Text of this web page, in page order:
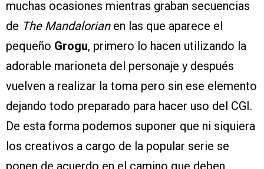
muchas ocasiones mientras graban secuencias
de The Mandalorianen las que aparece el
pequeño Grogu, primero lo hacen utilizando la
adorable marioneta del personaje y después
vuelven a realizar la toma pero sin ese elemento
dejando todo preparado para hacer uso del CGI.
De esta forma podemos suponer que ni siquiera
los creativos a cargo de la popular serie se